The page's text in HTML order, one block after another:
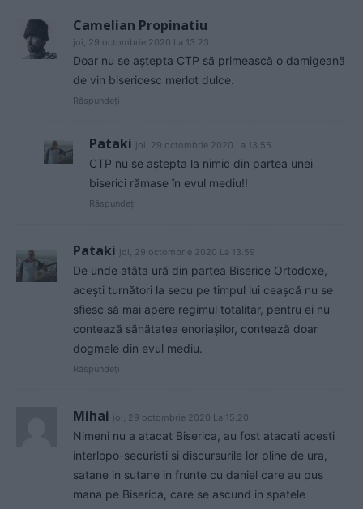
Camelian Propinatiu
joi, 29 octombrie 2020 La 13.23
Doar nu se aştepta CTP să primească o damigeană
de vin bisericesc merlot dulce.
Răspundeți
Pataki joi, 29 octombrie 2020 La 13.55
CTP nu se aștepta la nimic din partea unei
biserici rămase în evul mediu!!
Răspundeți
Pataki joi, 29 octombrie 2020 La 13.59
De unde atâta ură din partea Biserice Ortodoxe,
acești turnători la secu pe timpul lui ceașcă nu se
sfiesc să mai apere regimul totalitar, pentru ei nu
contează sănătatea enoriașilor, contează doar
dogmele din evul mediu.
Răspundeți
Mihai joi, 29 octombrie 2020 La 15.20
Nimeni nu a atacat Biserica, au fost atacati acesti
interlopo-securisti si discursurile lor pline de ura,
satane in sutane in frunte cu daniel care au pus
mana pe Biserica, care se ascund in spatele